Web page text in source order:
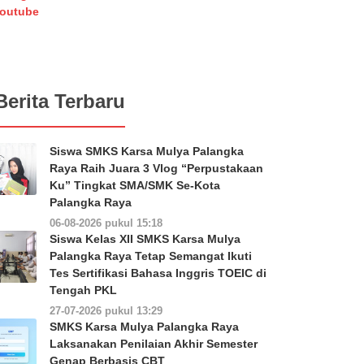
Terbaru
Siswa SMKS Karsa Mulya Palangka
Raya Raih Juara 3 Vlog “Perpustakaan
Ku” Tingkat SMA/SMK Se-Kota
Palangka Raya
06-08-2026 pukul 15:18
Siswa Kelas XII SMKS Karsa Mulya
Palangka Raya Tetap Semangat Ikuti
Tes Sertifikasi Bahasa Inggris TOEIC di
Tengah PKL
27-07-2026 pukul 13:29
SMKS Karsa Mulya Palangka Raya
Laksanakan Penilaian Akhir Semester
Genap Berbasis CBT